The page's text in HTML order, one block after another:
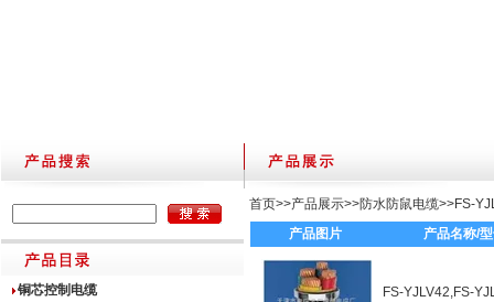
铜芯控制电缆
首页>>产品展示>>防水防鼠电缆>>FS-
产品图片
产品名称/
FS-YJLV42,FS-